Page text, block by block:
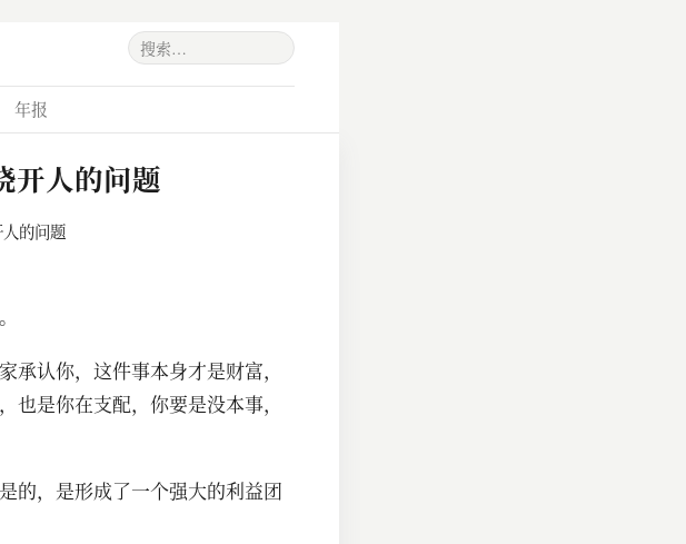
年报
开人的问题
的问题
认你，这件事本身才是财富，
是你在支配，你要是没本事，
的，是形成了一个强大的利益团